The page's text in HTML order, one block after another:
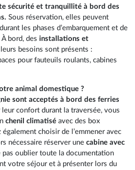
sécurité et tranquillité à bord des
Sous réservation, elles peuvent
durant les phases d’embarquement et de
bord, des installations et
besoins sont présents :
pour fauteuils roulants, cabines
animal domestique ?
sont acceptés à bord des ferries
leur confort durant la traversée, vous
chenil climatiséavec des box
choisir de l’emmener avec
nécessaire réserver unecabine avec
pas oublier toute la documentation
votre séjour et à présenter lors du